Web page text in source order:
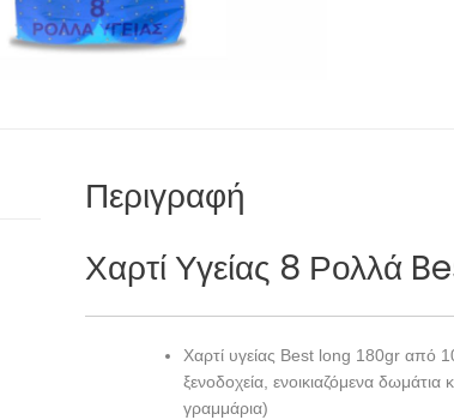
Περιγραφή
Χαρτί Υγείας 8 Ρολλά
Χαρτί υγείας Best long 180gr από
ξενοδοχεία, ενοικιαζόμενα
γραμμάρια)